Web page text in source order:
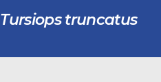
Tursiops truncatus